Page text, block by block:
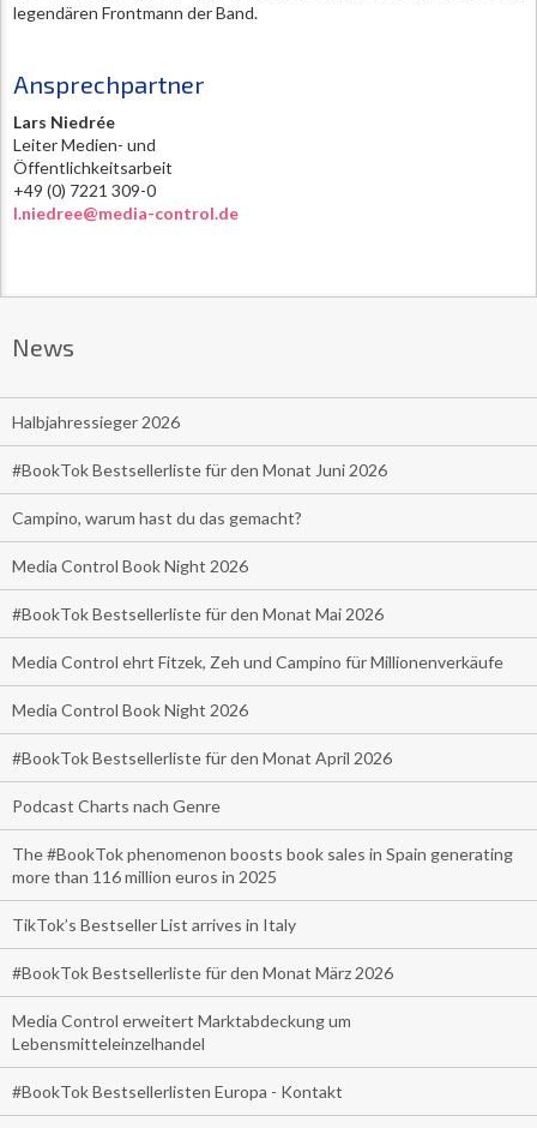
legendären Frontmann der Band.
Ansprechpartner
Lars Niedrée
Leiter Medien- und
Öffentlichkeitsarbeit
+49 (0) 7221 309-0
l.niedree@media-control.de
News
Halbjahressieger 2026
#BookTok Bestsellerliste für den Monat Juni 2026
Campino, warum hast du das gemacht?
Media Control Book Night 2026
#BookTok Bestsellerliste für den Monat Mai 2026
Media Control ehrt Fitzek, Zeh und Campino für Millionenverkäufe
Media Control Book Night 2026
#BookTok Bestsellerliste für den Monat April 2026
Podcast Charts nach Genre
The #BookTok phenomenon boosts book sales in Spain generating
more than 116 million euros in 2025
TikTok’s Bestseller List arrives in Italy
#BookTok Bestsellerliste für den Monat März 2026
Media Control erweitert Marktabdeckung um
Lebensmitteleinzelhandel
#BookTok Bestsellerlisten Europa - Kontakt